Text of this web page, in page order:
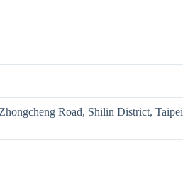
Road, Shilin District,